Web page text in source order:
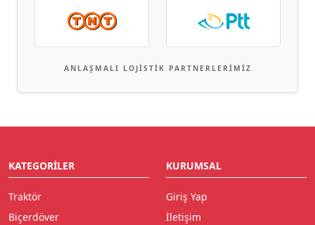
ANLAŞMALI LOJISTIK PARTNERLERIMIZ
KATEGORILER
Traktör
Biçerdöver
KURUMSAL
Giriş Yap
İletişim